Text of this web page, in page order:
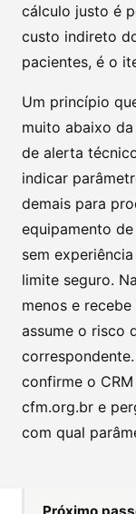
cálculo justo é
custo indireto
pacientes, é o
Um princípio
muito abaixo
de alerta
indicar
demais para
equipamento
sem
limite seguro.
menos e
assume o risco
confirme o
cfm.org.br e
com qual